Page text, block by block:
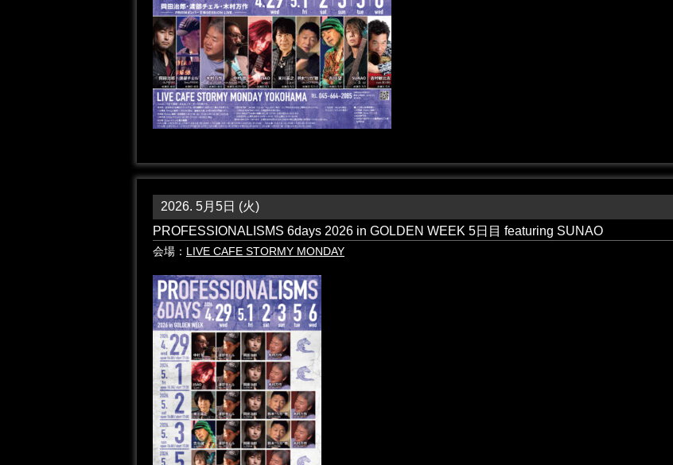
2026. 5月5日 (火)
PROFESSIONALISMS 6days 2026 in GOLDEN WEEK 5日目 featuring SUNAO
会場： LIVE CAFE STORMY MONDAY